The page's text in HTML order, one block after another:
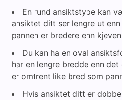
En rund ansiktstype kan
ansiktet ditt ser lengre ut
pannen er bredere enn kjeven.
Du kan ha en oval
har en lengre bredde enn
er omtrent like bred som
Hvis ansiktet ditt er